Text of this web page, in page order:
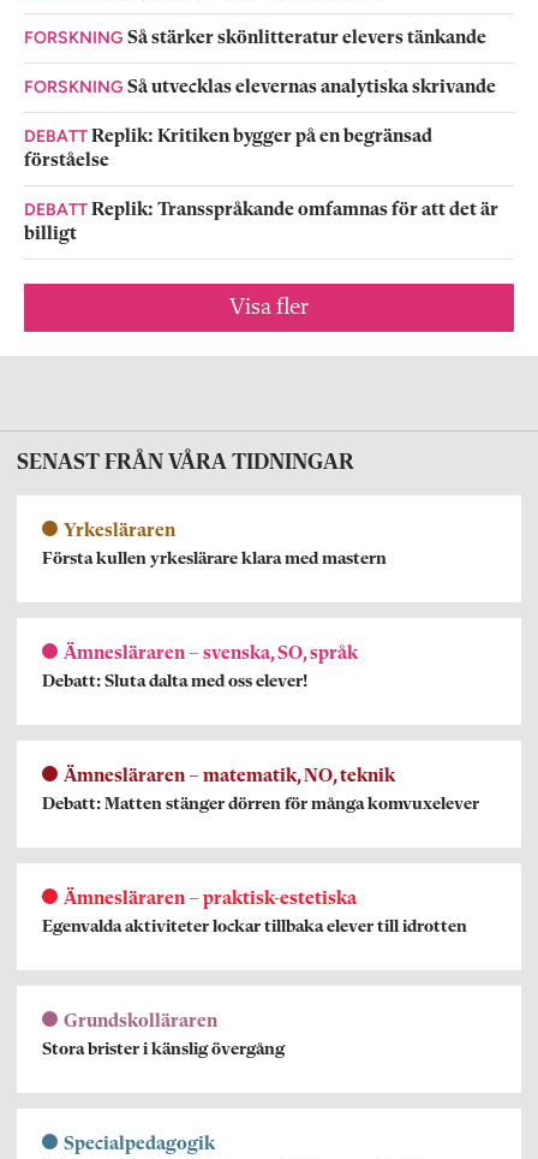
FORSKNING Så stärker skönlitteratur elevers tänkande
FORSKNING Så utvecklas elevernas analytiska skrivande
DEBATTReplik: Kritiken bygger på en begränsad
förståelse
DEBATTReplik: Transspråkande omfamnas för att det är
billigt
Visa fler
SENAST FRÅN VÅRA TIDNINGAR
Yrkesläraren
Första kullen yrkeslärare klara med mastern
Ämnesläraren – svenska, SO, språk
Debatt: Sluta dalta med oss elever!
Ämnesläraren – matematik, NO, teknik
Debatt: Matten stänger dörren för många komvuxelever
Ämnesläraren – praktisk-estetiska
Egenvalda aktiviteter lockar tillbaka elever till idrotten
Grundskolläraren
Stora brister i känslig övergång
Specialpedagogik